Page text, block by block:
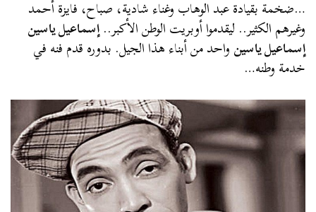
…ضخمة بقيادة عبد الوهاب وغناء شادية، صباح، فايزة أحمد
وغيرهم الكثير.. ليقدموا أوبريت الوطن الأكبر..إسماعيل ياسين
إسماعيل ياسينواحد من أبناء هذا الجيل. بدوره قدم فنه في
خدمة وطنه…